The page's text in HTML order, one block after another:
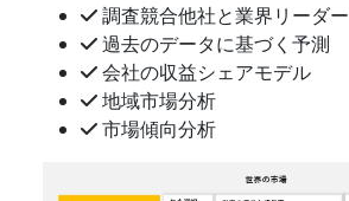
調査競合他社と業界リーダー
過去のデータに基づく予測
会社の収益シェアモデル
地域市場分析
市場傾向分析